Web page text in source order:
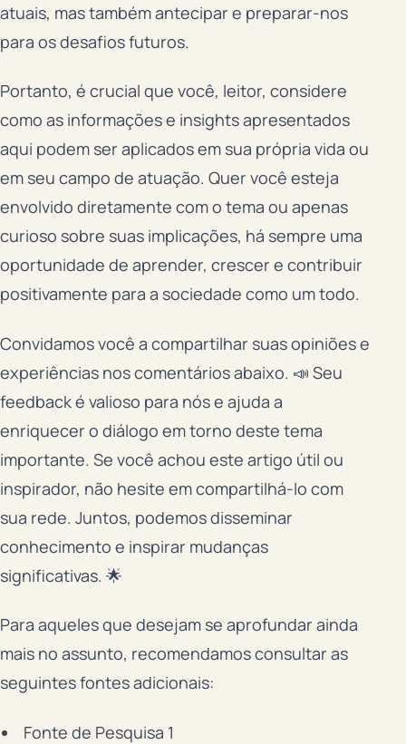
atuais, mas também antecipar e preparar-nos
para os desafios futuros.
Portanto, é crucial que você, leitor, considere
como as informações e insights apresentados
aqui podem ser aplicados em sua própria vida ou
em seu campo de atuação. Quer você esteja
envolvido diretamente com o tema ou apenas
curioso sobre suas implicações, há sempre uma
oportunidade de aprender, crescer e contribuir
positivamente para a sociedade como um todo.
Convidamos você a compartilhar suas opiniões e
experiências nos comentários abaixo. 📣 Seu
feedback é valioso para nós e ajuda a
enriquecer o diálogo em torno deste tema
importante. Se você achou este artigo útil ou
inspirador, não hesite em compartilhá-lo com
sua rede. Juntos, podemos disseminar
conhecimento e inspirar mudanças
significativas. 🌟
Para aqueles que desejam se aprofundar ainda
mais no assunto, recomendamos consultar as
seguintes fontes adicionais:
Fonte de Pesquisa 1